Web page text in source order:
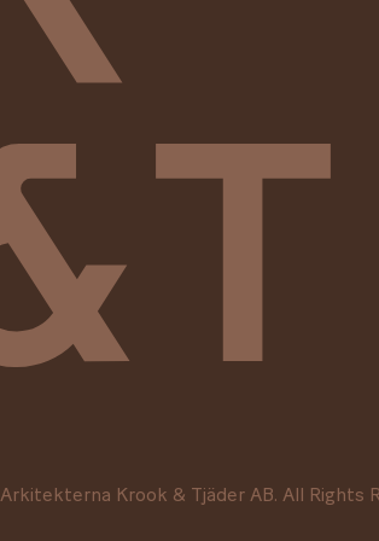
Arkitekterna Krook & Tjäder AB. All Rights